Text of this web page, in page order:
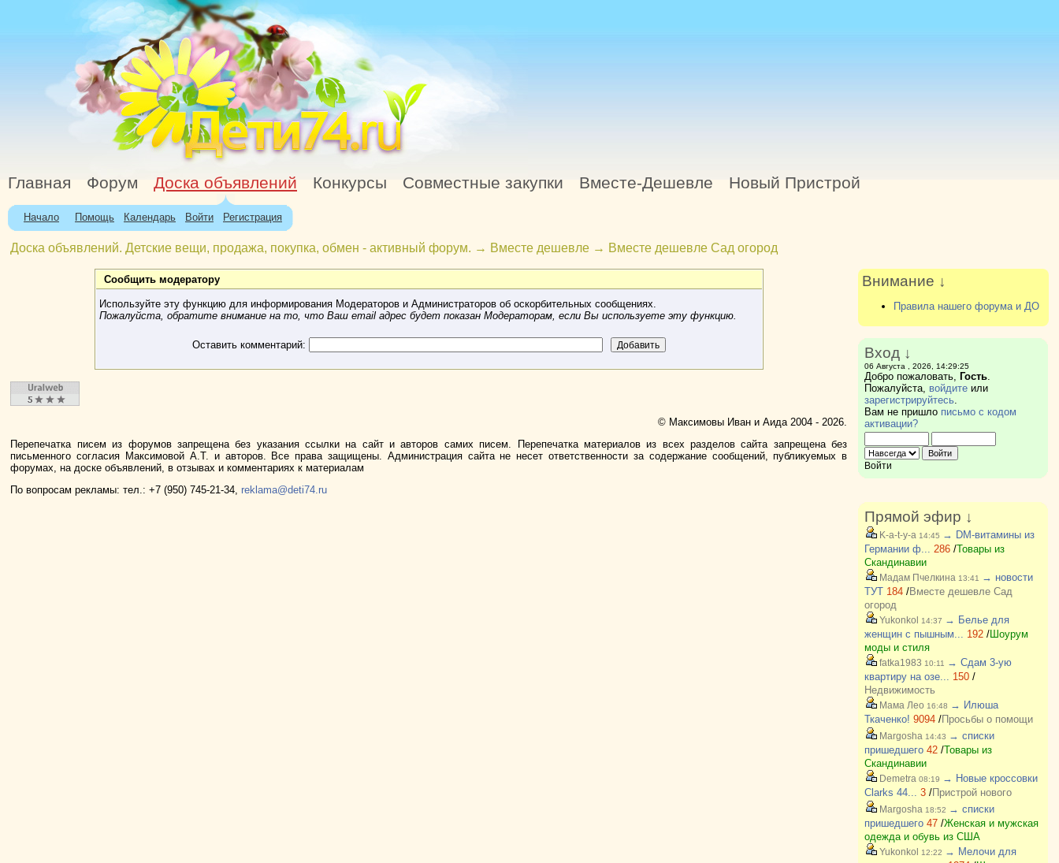
Главная Форум Доска объявлений Конкурсы Совместные закупки Вместе-Дешевле Новый Пристрой
Начало Помощь Календарь Войти Регистрация
Доска объявлений. Детские вещи, продажа, покупка, обмен - активный форум. → Вместе дешевле → Вместе дешевле Сад огород
Сообщить модератору
Используйте эту функцию для информирования Модераторов и Администраторов об оскорбительных сообщениях.
Пожалуйста, обратите внимание на то, что Ваш email адрес будет показан Модераторам, если Вы используете эту функцию.
Оставить комментарий:
© Максимовы Иван и Аида 2004 - 2026.
Перепечатка писем из форумов запрещена без указания ссылки на сайт и авторов самих писем. Перепечатка материалов из всех разделов сайта запрещена без
письменного согласия Максимовой А.Т. и авторов. Все права защищены. Администрация сайта не несет ответственности за содержание сообщений, публикуемых в
форумах, на доске объявлений, в отзывах и комментариях к материалам
По вопросам рекламы: тел.: +7 (950) 745-21-34,reklama@deti74.ru
Внимание ↓
Правила нашего форума и ДО
Вход ↓
06 Августа , 2026, 14:29:25
Добро пожаловать, Гость.
Пожалуйста, войдитеили
зарегистрируйтесь.
Вам не пришло письмо с кодом
активации?
Войти
Прямой эфир ↓
K-a-t-y-a 14:45 → DM-витамины из
Германии ф... 286/Товары из
Скандинавии
Мадам Пчелкина 13:41
→ новости
ТУТ 184/Вместе дешевле Сад
огород
Yukonkol 14:37 → Белье для
женщин с пышным... 192/Шоурум
моды и стиля
fatka1983 10:11
→ Сдам 3-ую
квартиру на озе... 150/
Недвижимость
Мама Лео 16:48 → Илюша
Ткаченко! 9094/Просьбы о помощи
Margosha 14:43 → списки
пришедшего 42/Товары из
Скандинавии
Demetra 08:19 → Новые кроссовки
Clarks 44... 3/Пристрой нового
Margosha 18:52 → списки
пришедшего 47/Женская и мужская
одежда и обувь из США
Yukonkol 12:22 → Мелочи для